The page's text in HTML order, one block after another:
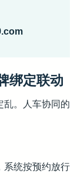
绑定联动
乱。人车协同的
系统按预约放行